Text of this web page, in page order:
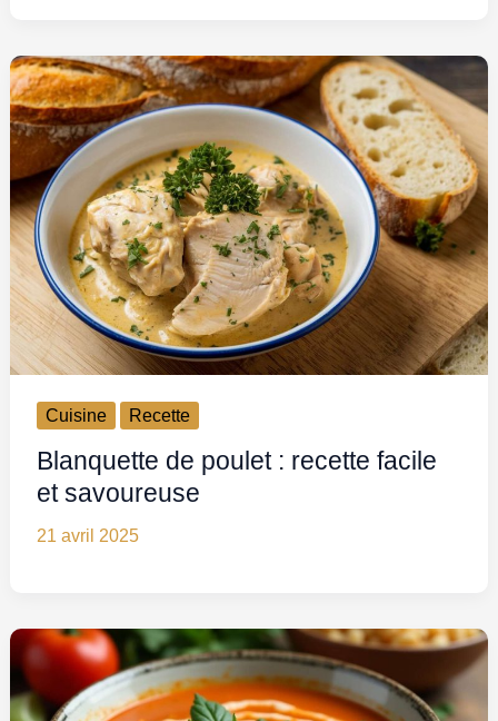
Cuisine Recette
Blanquette de poulet : recette facile
et savoureuse
21 avril 2025